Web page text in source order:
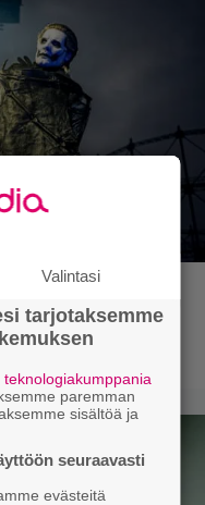
Forgelta
myös
Valintasi
tarjotaksemme
teknologiakumppania
paremman
sisältöä ja
seuraavasti
evästeitä